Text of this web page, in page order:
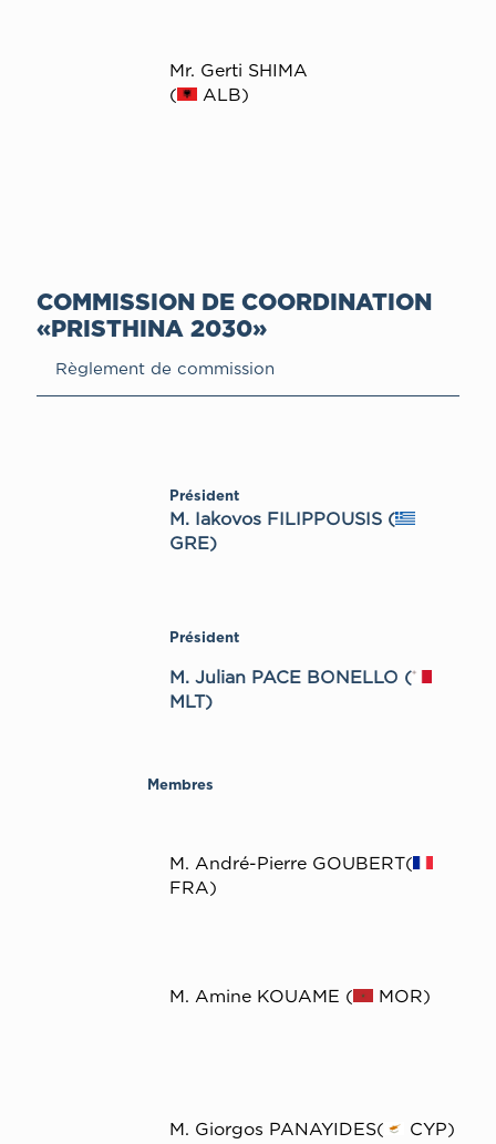
Mr. Gerti SHIMA
(
ALB)
COMMISSION DE COORDINATION
«PRISTHINA 2030»
Règlement de commission
Président
M. Iakovos FILIPPOUSIS (
GRE)
Président
M. Julian PACE BONELLO (
MLT)
Membres
M. André-Pierre GOUBERT(
FRA)
M. Amine KOUAME ( MOR)
Μ. Giorgos PANAYIDES( CYP)